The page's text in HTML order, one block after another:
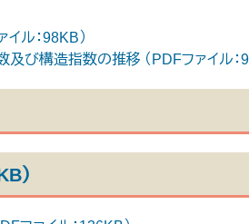
ル：98KB）
び構造指数の推移 （PDFファイル：
）